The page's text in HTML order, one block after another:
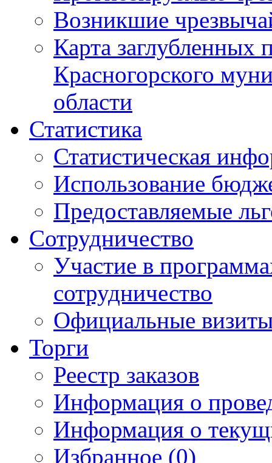
Возникшие
Карта
Красногорского
области
Статистика
Статистическая
Использование
Предоставляемые
Сотрудничество
Участие в
сотрудничество
Официальные
Торги
Реестр заказов
Информация о
Информация о
Избранное (0)